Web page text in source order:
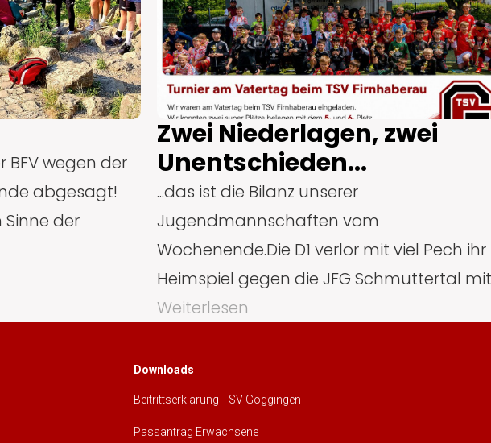
BFV wegen der
abgesagt!
der
Zwei Niederlagen, zwei
Unentschieden...
...das ist die Bilanz unserer
Jugendmannschaften vom
Wochenende.Die D1 verlor mit viel Pech ihr
Heimspiel gegen die JFG Schmuttertal mit
Weiterlesen
Downloads
Beitrittserklärung TSV Göggingen
Passantrag Erwachsene